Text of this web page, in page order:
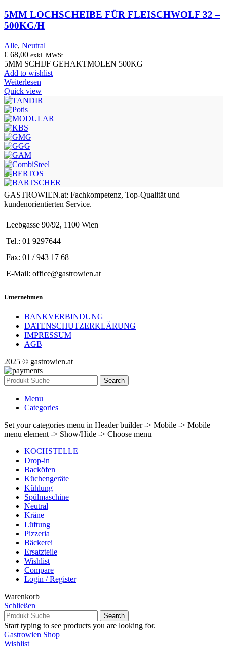
5MM LOCHSCHEIBE FÜR FLEISCHWOLF 32 –
500KG/H
Alle, Neutral
€ 68,00 exkl. MWSt.
5MM SCHIJF GEHAKTMOLEN 500KG
Add to wishlist
Weiterlesen
Quick view
GASTROWIEN.at: Fachkompetenz, Top-Qualität und
kundenorientierten Service.
Leebgasse 90/92, 1100 Wien
Tel.: 01 9297644
Fax: 01 / 943 17 68
E-Mail: office@gastrowien.at
Unternehmen
BANKVERBINDUNG
DATENSCHUTZERKLÄRUNG
IMPRESSUM
AGB
2025 © gastrowien.at
Search
Menu
Categories
Set your categories menu in Header builder -> Mobile -> Mobile
menu element -> Show/Hide -> Choose menu
KOCHSTELLE
Drop-in
Backöfen
Küchengeräte
Kühlung
Spülmaschine
Neutral
Kräne
Lüftung
Pizzeria
Bäckerei
Ersatzteile
Wishlist
Compare
Login / Register
Warenkorb
Schließen
Search
Start typing to see products you are looking for.
Gastrowien Shop
Wishlist